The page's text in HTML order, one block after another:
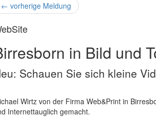
← vorherige Meldung
in Bild und
Schauen Sie sich kleine
Wirtz von der Firma Web&Print in
Internettauglich gemacht.